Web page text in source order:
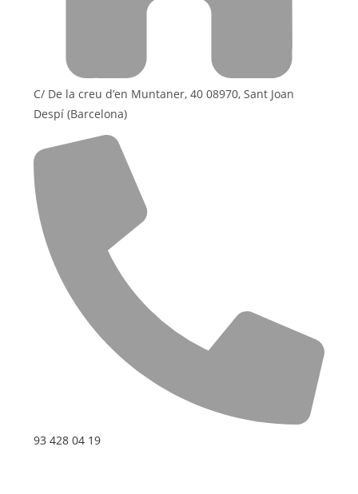
C/ De la creu d’en Muntaner, 40 08970, Sant Joan
Despí (Barcelona)
93 428 04 19